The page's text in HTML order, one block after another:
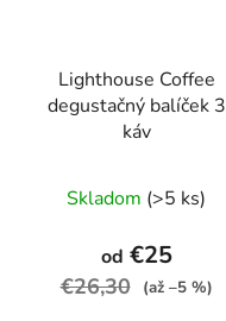
Lighthouse Coffee
degustačný balíček 3
káv
Skladom (>5 ks)
od €25
€26,30 (až –5 %)